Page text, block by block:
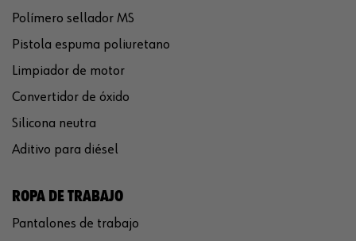
Polímero sellador MS
Pistola espuma poliuretano
Limpiador de motor
Convertidor de óxido
Silicona neutra
Aditivo para diésel
ROPA DE TRABAJO
Pantalones de trabajo